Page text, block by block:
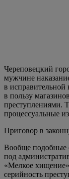
Череповецкий
мужчине
в исправительной
в пользу
преступлениями.
процессуальные
Приговор в
Вообще подобные
под
«Мелкое
серийность